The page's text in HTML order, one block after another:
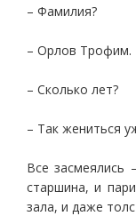
– Фамилия?
– Орлов Трофим.
– Сколько лет?
– Так жениться
Все
старшина, и
зала, и даже